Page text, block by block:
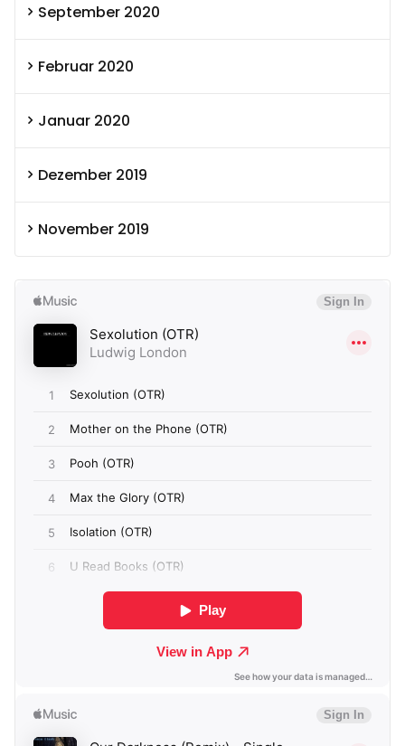
September 2020
Februar 2020
Januar 2020
Dezember 2019
November 2019